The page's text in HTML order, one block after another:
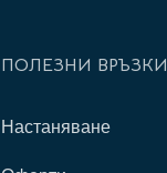
ПОЛЕЗНИ ВРЪЗКИ
Настаняване